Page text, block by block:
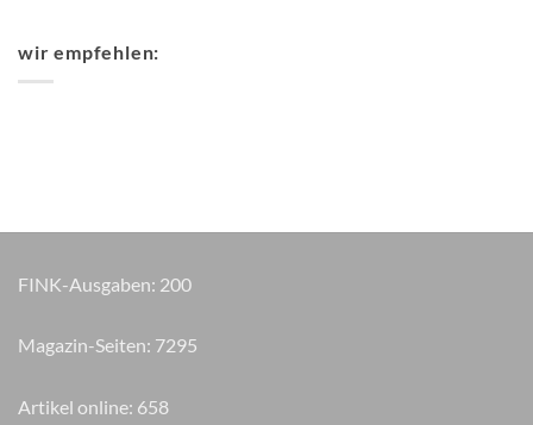
wir empfehlen:
FINK-Ausgaben: 200
Magazin-Seiten: 8680
Artikel online: 658